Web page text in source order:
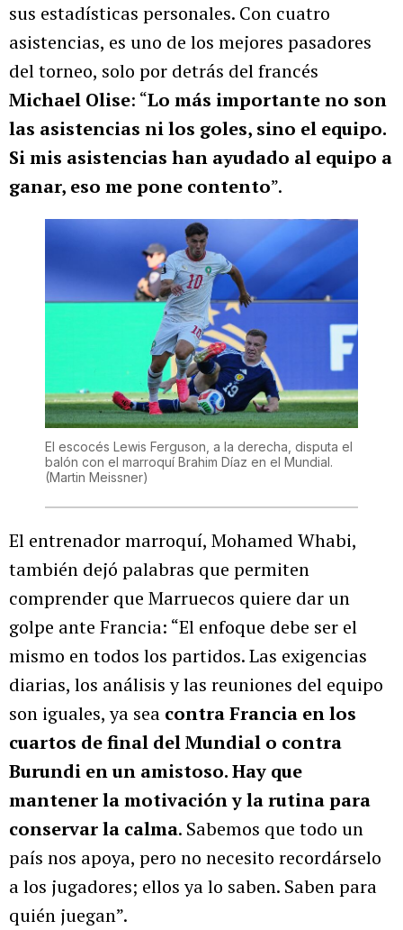
sus estadísticas personales. Con cuatro
asistencias, es uno de los mejores pasadores
del torneo, solo por detrás del francés
Michael Olise: “Lo más importante no son
las asistencias ni los goles, sino el equipo.
Si mis asistencias han ayudado al equipo a
ganar, eso me pone contento”.
El escocés Lewis Ferguson, a la derecha, disputa el
balón con el marroquí Brahim Díaz en el Mundial.
(Martin Meissner)
El entrenador marroquí, Mohamed Whabi,
también dejó palabras que permiten
comprender que Marruecos quiere dar un
golpe ante Francia: “El enfoque debe ser el
mismo en todos los partidos. Las exigencias
diarias, los análisis y las reuniones del equipo
son iguales, ya sea contra Francia en los
cuartos de final del Mundial o contra
Burundi en un amistoso. Hay que
mantener la motivación y la rutina para
conservar la calma. Sabemos que todo un
país nos apoya, pero no necesito recordárselo
a los jugadores; ellos ya lo saben. Saben para
quién juegan”.